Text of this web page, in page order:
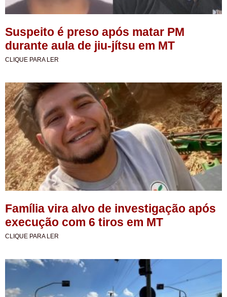
Suspeito é preso após matar PM
durante aula de jiu-jítsu em MT
CLIQUE PARA LER
Família vira alvo de investigação após
execução com 6 tiros em MT
CLIQUE PARA LER